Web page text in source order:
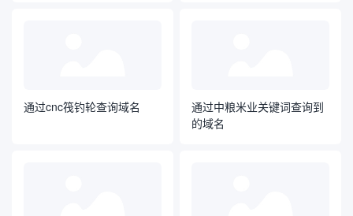
通过cnc筏钓轮查询域名
通过中粮米业关键词查询到
的域名